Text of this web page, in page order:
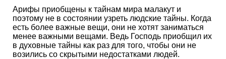
Арифы приобщены к тайнам мира малакут и
поэтому не в состоянии узреть людские тайны. Когда
есть более важные вещи, они не хотят заниматься
менее важными вещами. Ведь Господь приобщил их
в духовные тайны как раз для того, чтобы они не
возились со скрытыми недостатками людей.